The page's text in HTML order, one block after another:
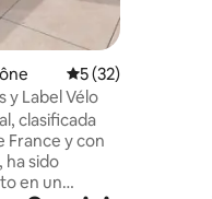
Calificación
5 (32)
y Label Vélo
clasificada
France y con
ha sido
en un